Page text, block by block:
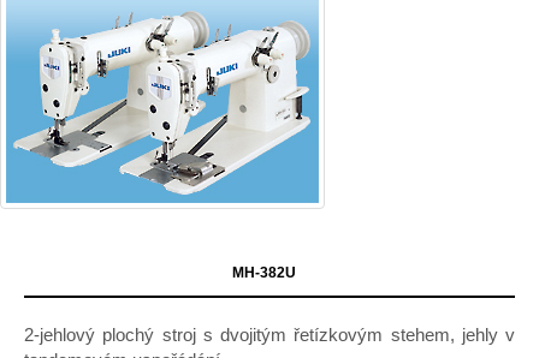
MH-382U
2-jehlový plochý stroj s dvojitým řetízkovým stehem, jehly v